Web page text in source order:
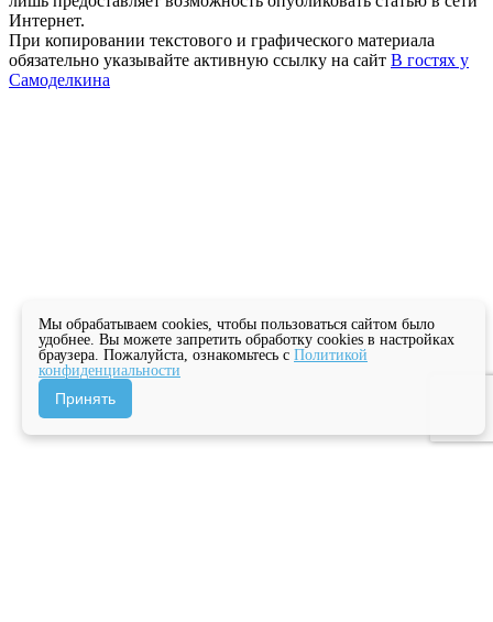
Интернет.
При копировании текстового и графического материала
обязательно указывайте активную ссылку на сайт В гостях у
Самоделкина
Мы обрабатываем cookies, чтобы пользоваться сайтом было
удобнее. Вы можете запретить обработку cookies в настройках
браузера. Пожалуйста, ознакомьтесь с Политикой
конфиденциальности
Принять